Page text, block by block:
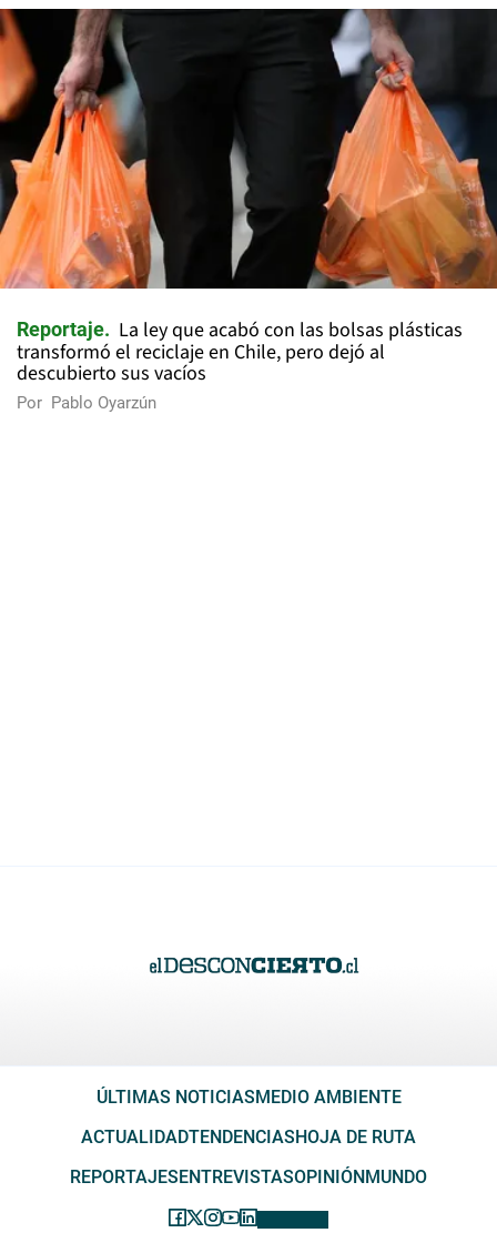
Reportaje
La ley que acabó con las bolsas plásticas
transformó el reciclaje en Chile, pero dejó al
descubierto sus vacíos
Por Pablo Oyarzún
ÚLTIMAS NOTICIASMEDIO AMBIENTE
ACTUALIDADTENDENCIASHOJA DE RUTA
REPORTAJESENTREVISTASOPINIÓNMUNDO